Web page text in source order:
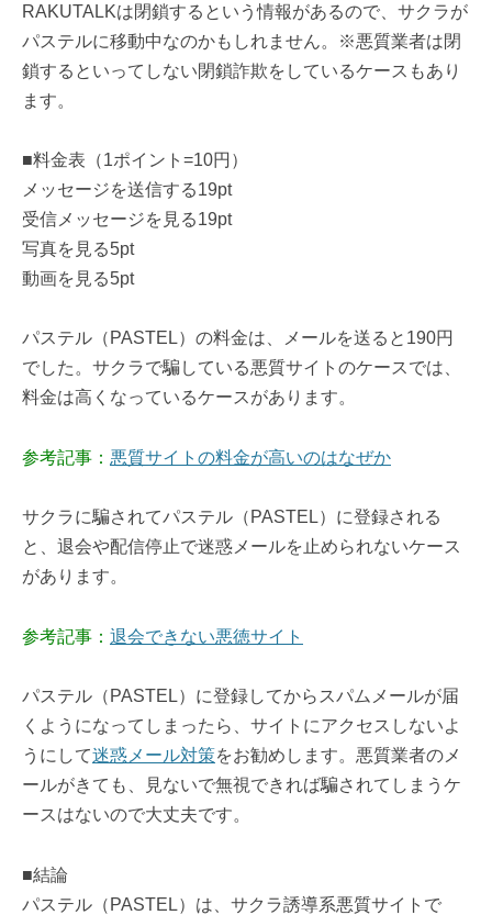
RAKUTALKは閉鎖するという情報があるので、サクラが
パステルに移動中なのかもしれません。※悪質業者は閉
鎖するといってしない閉鎖詐欺をしているケースもあり
ます。
■料金表（1ポイント=10円）
メッセージを送信する19pt
受信メッセージを見る19pt
写真を見る5pt
動画を見る5pt
パステル（PASTEL）の料金は、メールを送ると190円
でした。サクラで騙している悪質サイトのケースでは、
料金は高くなっているケースがあります。
参考記事： 悪質サイトの料金が高いのはなぜか
サクラに騙されてパステル（PASTEL）に登録される
と、退会や配信停止で迷惑メールを止められないケース
があります。
参考記事： 退会できない悪徳サイト
パステル（PASTEL）に登録してからスパムメールが届
くようになってしまったら、サイトにアクセスしないよ
うにして迷惑メール対策をお勧めします。悪質業者のメ
ールがきても、見ないで無視できれば騙されてしまうケ
ースはないので大丈夫です。
■結論
パステル（PASTEL）は、サクラ誘導系悪質サイトで